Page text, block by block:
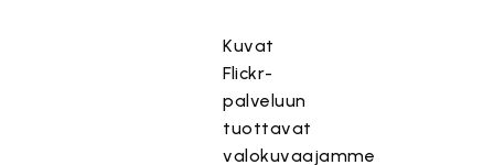
Kuvat
Flickr-
palveluun
tuottavat
valokuvaajamme